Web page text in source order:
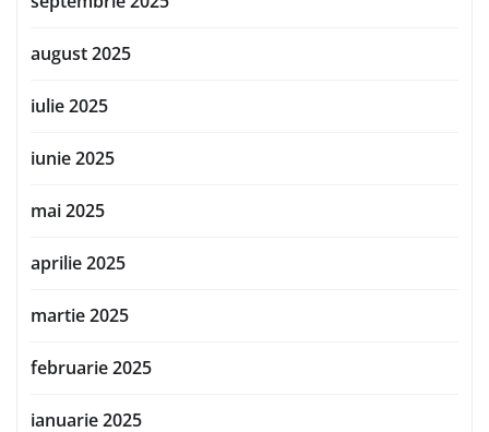
august 2025
iulie 2025
iunie 2025
mai 2025
aprilie 2025
martie 2025
februarie 2025
ianuarie 2025